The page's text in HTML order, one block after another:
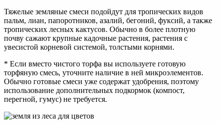
Тяжелые земляные смеси подойдут для тропических видов
пальм, лиан, папоротников, азалий, бегоний, фуксий, а также
тропических лесных кактусов. Обычно в более плотную
почву сажают крупные кадочные растения, растения с
увесистой корневой системой, толстыми корнями.
* Если вместо чистого торфа вы используете готовую
торфяную смесь, уточните наличие в ней микроэлементов.
Обычно готовые смеси уже содержат удобрения, поэтому
использование дополнительных подкормок (компост,
перегной, гумус) не требуется.